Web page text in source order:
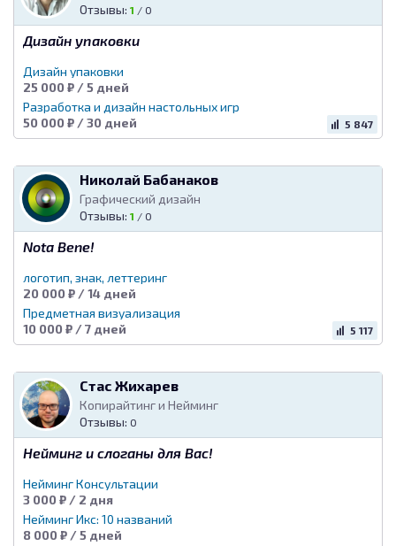
Отзывы: 1 / 0
Дизайн упаковки
Дизайн упаковки
25 000 ₽ / 5 дней
Разработка и дизайн настольных игр
50 000 ₽ / 30 дней
5 847
Николай Бабанаков
Графический дизайн
Отзывы: 1 / 0
Nota Bene!
логотип, знак, леттеринг
20 000 ₽ / 14 дней
Предметная визуализация
10 000 ₽ / 7 дней
5 117
Стас Жихарев
Копирайтинг и Нейминг
Отзывы: 0
Нейминг и слоганы для Вас!
Нейминг Консультации
3 000 ₽ / 2 дня
Нейминг Икс: 10 названий
8 000 ₽ / 5 дней